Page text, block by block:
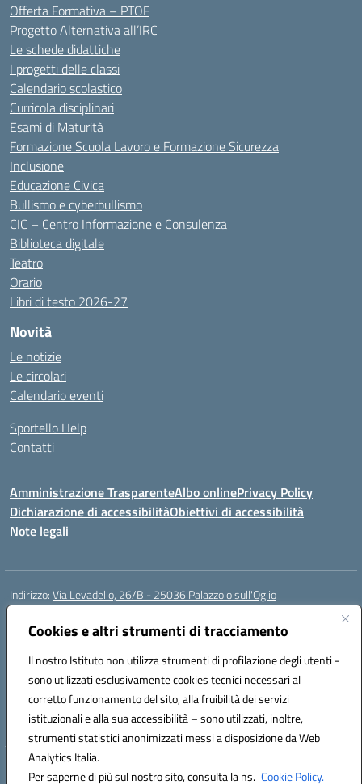
Cookies e altri strumenti di tracciamento
Il nostro Istituto non utilizza strumenti di profilazione degli utenti -
sono utilizzati esclusivamente cookies tecnici necessari al
corretto funzionamento del sito, alla fruibilità dei servizi
istituzionali e alla sua accessibilità – sono utilizzati, inoltre,
strumenti statistici anonimizzati messi a disposizione da Web
Analytics Italia.
Per saperne di più sul nostro sito, consulta la ns. Cookie Policy.
Offerta Formativa – PTOF
Progetto Alternativa all’IRC
Le schede didattiche
I progetti delle classi
Calendario scolastico
Curricola disciplinari
Esami di Maturità
Formazione Scuola Lavoro e Formazione Sicurezza
Inclusione
Educazione Civica
Bullismo e cyberbullismo
CIC – Centro Informazione e Consulenza
Biblioteca digitale
Teatro
Orario
Libri di testo 2026-27
Novità
Le notizie
Le circolari
Calendario eventi
Sportello Help
Contatti
Amministrazione TrasparenteAlbo onlinePrivacy Policy
Dichiarazione di accessibilitàObiettivi di accessibilità
Note legali
Indirizzo:Via Levadello, 26/B - 25036 Palazzolo sull'Oglio
Centralino:
Posta elettronica certificata (PEC):bsis01800p@pec.istruzione.it
Codice fiscale: 91011920179
Codice meccanografico:BSIS01800P
Codice Indice delle Pubbliche Amministrazioni (IPA): istsc_bsis01800p
Codice unico di fatturazione (CUF): UFLUYU
Hosting & Powered by 3D Solution S.r.l.